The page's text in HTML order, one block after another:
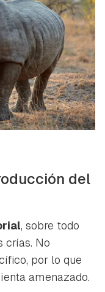
del
, sobre todo
crías. No
por lo que
amenazado.